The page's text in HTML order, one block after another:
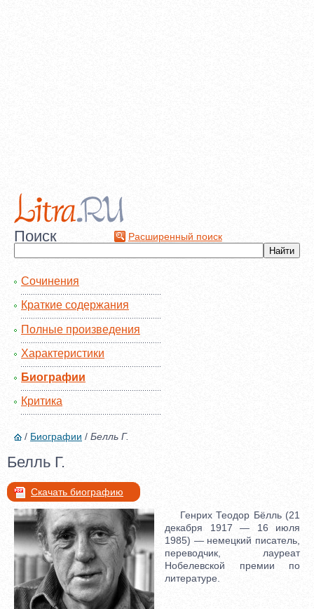
Поиск Расширенный поиск
Сочинения
Краткие содержания
Полные произведения
Характеристики
Биографии
Критика
/ Биографии / Белль Г.
Белль Г.
Скачать биографию
Генрих Теодор Бёлль (21
декабря 1917 — 16 июля
1985) — немецкий писатель,
переводчик, лауреат
Нобелевской премии по
литературе.